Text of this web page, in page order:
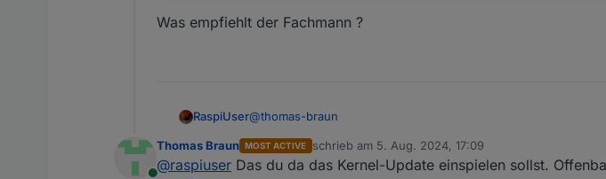
Was empfiehlt der Fachmann ?
RaspiUser@thomas-braun
Danke für die schnelle Reaktion ... hier das Ergebnis:
Thomas Braun MOST ACTIVE schrieb am 5. Aug. 2024, 17:09
zuletzt editiert von
@raspiuser Das du da das Kernel-Update einspielen sollst.